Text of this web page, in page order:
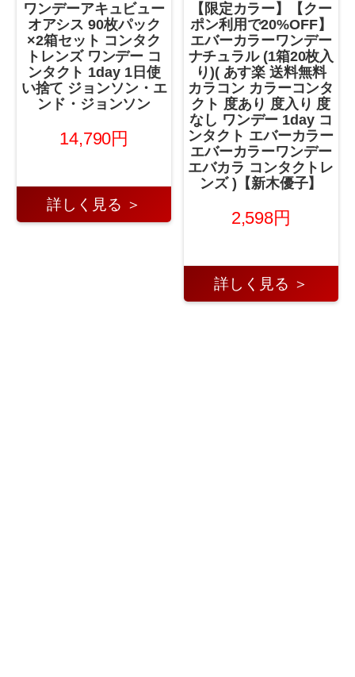
ワンデーアキュビュー
オアシス 90枚パック
×2箱セット コンタク
トレンズ ワンデー コ
ンタクト 1day 1日使
い捨て ジョンソン・エ
ンド・ジョンソン
14,790円
詳しく見る ＞
【限定カラー】【クー
ポン利用で20%OFF】
エバーカラーワンデー
ナチュラル (1箱20枚入
り)( あす楽 送料無料
カラコン カラーコンタ
クト 度あり 度入り 度
なし ワンデー 1day コ
ンタクト エバーカラー
エバーカラーワンデー
エバカラ コンタクトレ
ンズ )【新木優子】
2,598円
詳しく見る ＞